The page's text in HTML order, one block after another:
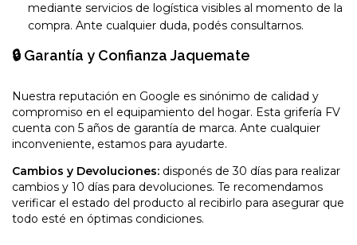
mediante servicios de logística visibles al momento de la
compra. Ante cualquier duda, podés consultarnos.
🔒 Garantía y Confianza Jaquemate
Nuestra reputación en Google es sinónimo de calidad y
compromiso en el equipamiento del hogar. Esta grifería FV
cuenta con 5 años de garantía de marca. Ante cualquier
inconveniente, estamos para ayudarte.
Cambios y Devoluciones: disponés de 30 días para realizar
cambios y 10 días para devoluciones. Te recomendamos
verificar el estado del producto al recibirlo para asegurar que
todo esté en óptimas condiciones.